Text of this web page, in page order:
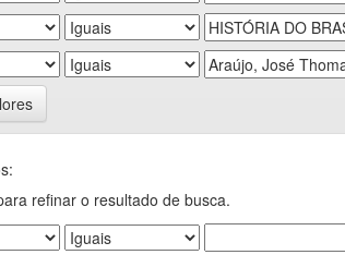
refinar o resultado de busca.